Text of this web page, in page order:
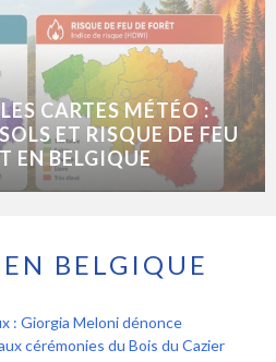
CARTES MÉTÉO :
ET RISQUE DE FEU
EN BELGIQUE
BELGIQUE
: Giorgia Meloni dénonce
cérémonies du Bois du Cazier